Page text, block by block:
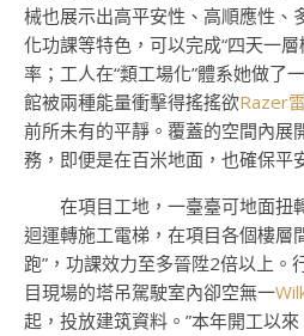
械也展示出高平安性、高順應性、
化功課等特色，可以完成“四天一層
率；工人在“類工場化”體系她做了
館被兩種能量衝擊得搖搖欲Razer
前所未有的平靜。覆蓋的空間內展
務，即便是在百米地面，也確保平
在項目工地，一臺臺可地面扭
迴運轉施工電梯，在項目各個樓層
跑”，功課效力至多晉陞2倍以上。
目現場的塔吊駕駛室內卻空無一
起，投放建筑資料。”本年開工以